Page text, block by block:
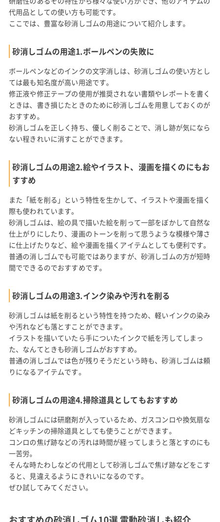
代用品としての使い方も可能です。
ここでは、豊富な砂消しゴムの用途について紹介します。
砂消しゴムの用途1.ボールペンの失敗に
ボールペンなどのインクの文字消しは、砂消しゴムの使い方とし
ては最も知名度が高い用途です。
修正液や修正テープの使用が推奨されない書類やレポートを書く
ときは、書き損じたときのために砂消しゴムを用意しておくのが
おすすめ。
砂消しゴムを正しく持ち、優しく削ることで、消し跡が気になら
ない程きれいに消すことができます。
砂消しゴムの用途2.絵やイラスト、漫画を描くのにもお
すすめ
また「紙を削る」という特性を生かして、イラストや漫画を描く
際も使われています。
砂消しゴムは、絵の具で描いた絵を削って一部をぼかして自然な
仕上がりにしたり、漫画のトーンを削って思うような模様や薄さ
に仕上げたりなど、絵や漫画を描くアイテムとしても便利です。
普通の消しゴムでも可能ではありますが、砂消しゴムの方が短時
間でできるのでおすすめです。
砂消しゴムの用途3.インク染みや汚れを削る
砂消しゴムは紙を削るという特性を持つため、軽いインクの染み
や汚れなども落とすことができます。
イラストを描いていたら手についたインクで紙を汚してしまっ
た、なんてときも砂消しゴムがおすすめ。
普通の消しゴムでは色が残りそうだという時も、砂消しゴムは頼
りになるアイテムです。
砂消しゴムの用途4.掃除道具としてもおすすめ
砂消しゴムには研磨剤が入っているため、ガスコンロや換気扇な
どキッチンの掃除道具としても使うことができます。
コンロの焦げ跡などの汚れは時間が経ってしまうと落とすのにも
一苦労。
そんな時たわしなどの代用として砂消しゴムで焦げ跡などをこす
ると、見違えるようにきれいになるのです。
ぜひ試してみてください。